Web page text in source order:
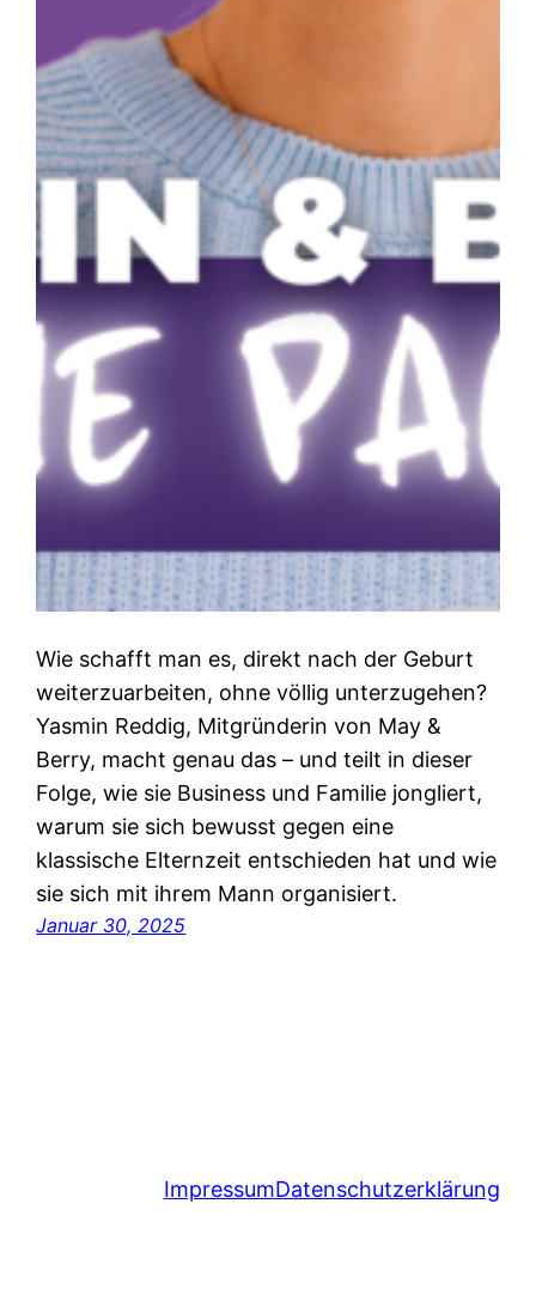
Wie schafft man es, direkt nach der Geburt
weiterzuarbeiten, ohne völlig unterzugehen?
Yasmin Reddig, Mitgründerin von May &
Berry, macht genau das – und teilt in dieser
Folge, wie sie Business und Familie jongliert,
warum sie sich bewusst gegen eine
klassische Elternzeit entschieden hat und wie
sie sich mit ihrem Mann organisiert.
Januar 30, 2025
ImpressumDatenschutzerklärung